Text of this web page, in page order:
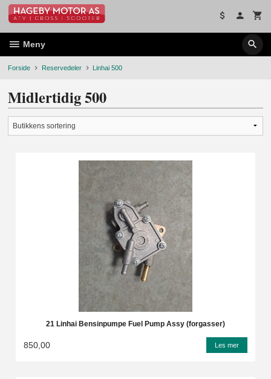
Gå
innholdet
Meny
Forside Reservedeler Linhai 500
Midlertidig 500
21 Linhai Bensinpumpe Fuel Pump Assy (forgasser)
850,00 Les mer